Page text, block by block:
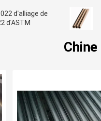
d'alliage de
d'ASTM